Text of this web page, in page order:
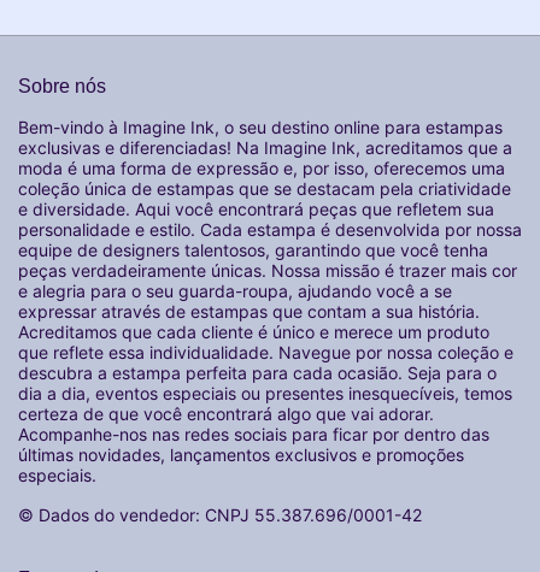
Sobre nós
Bem-vindo à Imagine Ink, o seu destino online para estampas
exclusivas e diferenciadas! Na Imagine Ink, acreditamos que a
moda é uma forma de expressão e, por isso, oferecemos uma
coleção única de estampas que se destacam pela criatividade
e diversidade. Aqui você encontrará peças que refletem sua
personalidade e estilo. Cada estampa é desenvolvida por nossa
equipe de designers talentosos, garantindo que você tenha
peças verdadeiramente únicas. Nossa missão é trazer mais cor
e alegria para o seu guarda-roupa, ajudando você a se
expressar através de estampas que contam a sua história.
Acreditamos que cada cliente é único e merece um produto
que reflete essa individualidade. Navegue por nossa coleção e
descubra a estampa perfeita para cada ocasião. Seja para o
dia a dia, eventos especiais ou presentes inesquecíveis, temos
certeza de que você encontrará algo que vai adorar.
Acompanhe-nos nas redes sociais para ficar por dentro das
últimas novidades, lançamentos exclusivos e promoções
especiais.
© Dados do vendedor: CNPJ 55.387.696/0001-42